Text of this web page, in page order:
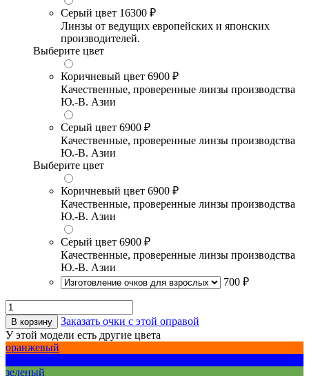
Серый цвет 16300 ₽
Линзы от ведущих европейских и японских
производителей.
Выберите цвет
Коричневый цвет 6900 ₽
Качественные, проверенные линзы производства
Ю.-В. Азии
Серый цвет 6900 ₽
Качественные, проверенные линзы производства
Ю.-В. Азии
Выберите цвет
Коричневый цвет 6900 ₽
Качественные, проверенные линзы производства
Ю.-В. Азии
Серый цвет 6900 ₽
Качественные, проверенные линзы производства
Ю.-В. Азии
700 ₽
В корзину
Заказать очки с этой оправой
У этой модели есть другие цвета
оранжевый
зеленый